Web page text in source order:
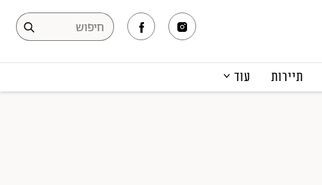
תיירות עוד